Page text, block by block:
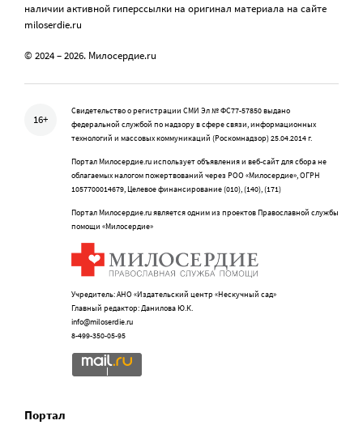
наличии активной гиперссылки на оригинал материала на сайте
miloserdie.ru
© 2024 – 2026. Милосердие.ru
16+
Свидетельство о регистрации СМИ Эл № ФС77-57850 выдано
федеральной службой по надзору в сфере связи, информационных
технологий и массовых коммуникаций (Роскомнадзор) 25.04.2014 г.
Портал Милосердие.ru использует объявления и веб-сайт для сбора не
облагаемых налогом пожертвований через РОО «Милосердие», ОГРН
1057700014679, Целевое финансирование (010), (140), (171)
Портал Милосердие.ru является одним из проектов Православной службы
помощи «Милосердие»
Учредитель: АНО «Издательский центр «Нескучный сад»
Главный редактор: Данилова Ю.К.
info@miloserdie.ru
8-499-350-05-95
Портал